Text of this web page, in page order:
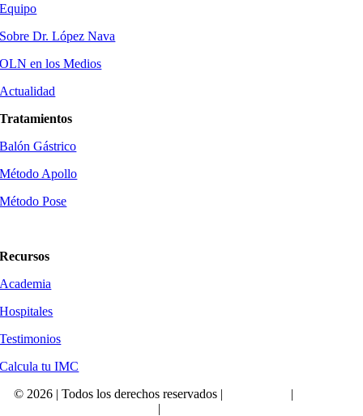
Equipo
Sobre Dr. López Nava
OLN en los Medios
Actualidad
Tratamientos
Balón Gástrico
Método Apollo
Método Pose
Recursos
Academia
Hospitales
Testimonios
Calcula tu IMC
© 2026 | Todos los derechos reservados | |
|